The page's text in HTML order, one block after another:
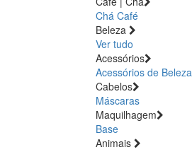
Chá Café
Beleza
Ver tudo
Acessórios
Acessórios de Beleza
Cabelos
Máscaras
Maquilhagem
Base
Animais